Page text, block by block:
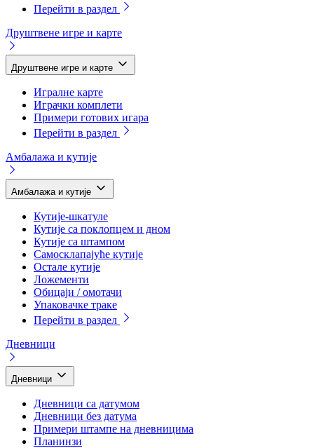
Перейти в раздел
Друштвене игре и карте
Друштвене игре и карте
Игралне карте
Играчки комплети
Примери готових игара
Перейти в раздел
Амбалажа и кутије
Амбалажа и кутије
Кутије-шкатуле
Кутије са поклопцем и дном
Кутије са штампом
Самосклапајуће кутије
Остале кутије
Ложементи
Обицаји / омотачи
Упаковачке траке
Перейти в раздел
Дневници
Дневници
Дневници са датумом
Дневници без датума
Примери штампе на дневницима
Планинзи